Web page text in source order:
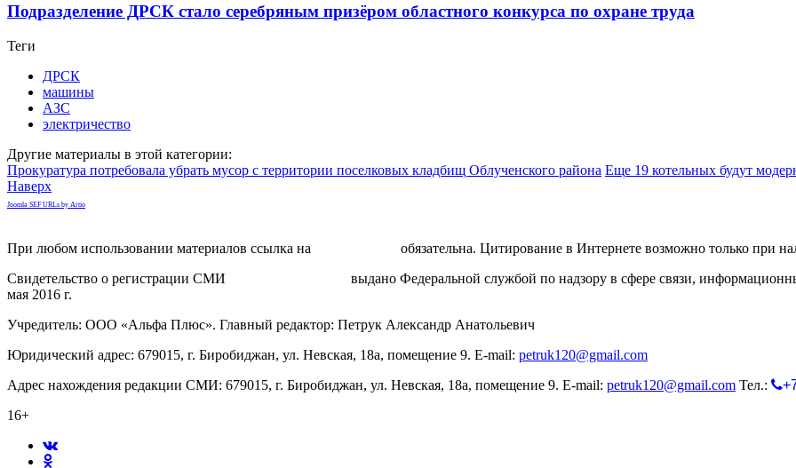
Подразделение ДРСК стало серебряным призёром областного конкурса по охране труда
Теги
ДРСК
машины
АЗС
электричество
Другие материалы в этой категории:
Прокуратура потребовала убрать мусор с территории поселковых кладбищ Облученского района Еще 19 котельных будут
Наверх
Joomla SEF URLs by Artio
При любом использовании материалов ссылка на
обязательна. Цитирование в Интернете возможно только при
Свидетельство о регистрации СМИ
выдано Федеральной службой по надзору в сфере связи,
мая 2016 г.
Учредитель: ООО «Альфа Плюс». Главный редактор: Петрук Александр Анатольевич
Юридический адрес: 679015, г. Биробиджан, ул. Невская, 18а, помещение 9. E-mail: petruk120@gmail.com
Адрес нахождения редакции СМИ: 679015, г. Биробиджан, ул. Невская, 18а, помещение 9. E-mail: petruk120@gmail.com Тел.:
16+